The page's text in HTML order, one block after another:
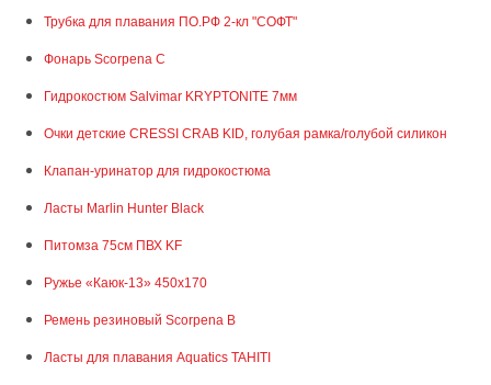
Трубка для плавания ПО.РФ 2-кл "СОФТ"
Фонарь Scorpena C
Гидрокостюм Salvimar KRYPTONITE 7мм
Очки детские CRESSI CRAB KID, голубая рамка/голубой силикон
Клапан-уринатор для гидрокостюма
Ласты Marlin Hunter Black
Питомза 75см ПВХ KF
Ружье «Каюк-13» 450х170
Ремень резиновый Scorpena B
Ласты для плавания Aquatics TAHITI